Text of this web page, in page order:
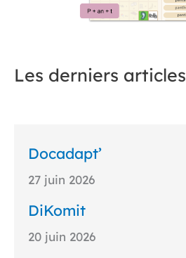
Les derniers articles
Docadapt’
27 juin 2026
DiKomit
20 juin 2026